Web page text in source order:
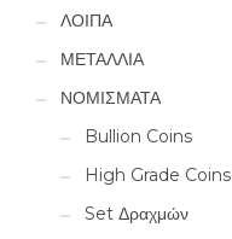
ΛΟΙΠΑ
ΜΕΤΑΛΛΙΑ
ΝΟΜΙΣΜΑΤΑ
Bullion Coins
High Grade Coins
Set Δραχμών